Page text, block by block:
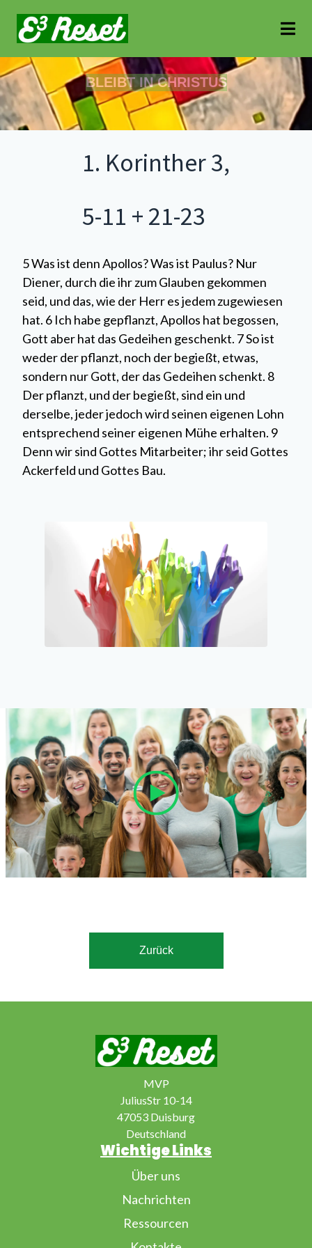
BLEIBT IN CHRISTUS
1. Korinther 3,
5-11 + 21-23
5 Was ist denn Apollos? Was ist Paulus? Nur
Diener, durch die ihr zum Glauben gekommen
seid, und das, wie der Herr es jedem zugewiesen
hat. 6 Ich habe gepflanzt, Apollos hat begossen,
Gott aber hat das Gedeihen geschenkt. 7 So ist
weder der pflanzt, noch der begießt, etwas,
sondern nur Gott, der das Gedeihen schenkt. 8
Der pflanzt, und der begießt, sind ein und
derselbe, jeder jedoch wird seinen eigenen Lohn
entsprechend seiner eigenen Mühe erhalten. 9
Denn wir sind Gottes Mitarbeiter; ihr seid Gottes
Ackerfeld und Gottes Bau.
Zurück
MVP
JuliusStr 10-14
47053 Duisburg
Deutschland
Wichtige Links
Über uns
Nachrichten
Ressourcen